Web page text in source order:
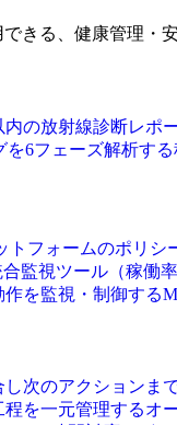
できる、健康管理・
の放射線診断レポ
を6フェーズ解析す
トフォームのポリ
監視ツール（稼働
を監視・制御する
し次のアクションま
程を一元管理するオ